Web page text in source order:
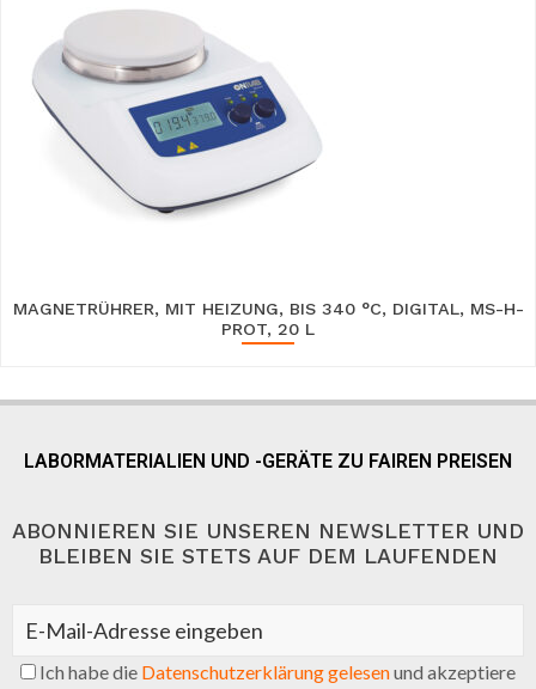
MAGNETRÜHRER, MIT HEIZUNG, BIS 340 °C, DIGITAL, MS-H-
PROT, 20 L
LABORMATERIALIEN UND -GERÄTE ZU FAIREN PREISEN
ABONNIEREN SIE UNSEREN NEWSLETTER UND
BLEIBEN SIE STETS AUF DEM LAUFENDEN
Ich habe die Datenschutzerklärung gelesenund akzeptiere